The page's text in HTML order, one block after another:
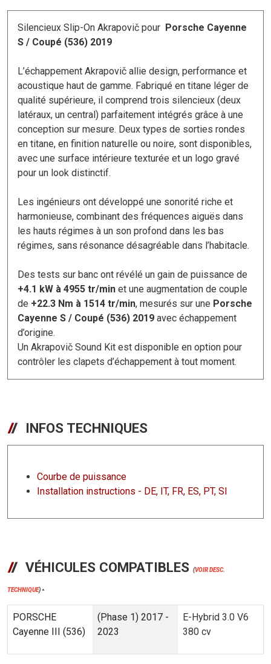
Silencieux Slip-On Akrapovič pour Porsche Cayenne
S / Coupé (536) 2019
L’échappement Akrapovič allie design, performance et
acoustique haut de gamme. Fabriqué en titane léger de
qualité supérieure, il comprend trois silencieux (deux
latéraux, un central) parfaitement intégrés grâce à une
conception sur mesure. Deux types de sorties rondes
en titane, en finition naturelle ou noire, sont disponibles,
avec une surface intérieure texturée et un logo gravé
pour un look distinctif.
Les ingénieurs ont développé une sonorité riche et
harmonieuse, combinant des fréquences aiguës dans
les hauts régimes à un son profond dans les bas
régimes, sans résonance désagréable dans l’habitacle.
Des tests sur banc ont révélé un gain de puissance de
+4.1 kW à 4955 tr/min et une augmentation de couple
de +22.3 Nm à 1514 tr/min, mesurés sur une Porsche
Cayenne S / Coupé (536) 2019 avec échappement
d’origine.
Un Akrapovič Sound Kit est disponible en option pour
contrôler les clapets d’échappement à tout moment.
INFOS TECHNIQUES
Courbe de puissance
Installation instructions - DE, IT, FR, ES, PT, SI
VÉHICULES COMPATIBLES (VOIR DESC.
TECHNIQUE) *
PORSCHE
Cayenne III (536)
(Phase 1) 2017 -
2023
E-Hybrid 3.0 V6
380 cv